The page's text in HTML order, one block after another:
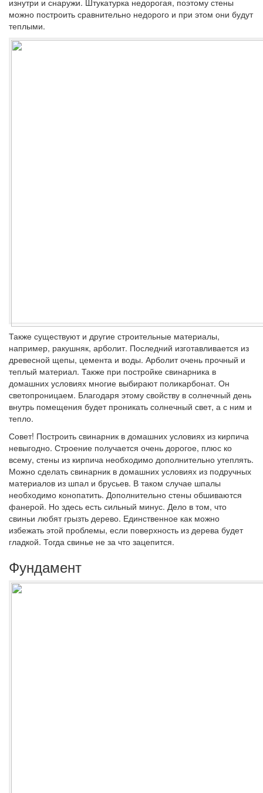
можно построить сравнительно недорого и при этом они будут
теплыми.
Также существуют и другие строительные материалы,
например, ракушняк, арболит. Последний изготавливается из
древесной щепы, цемента и воды. Арболит очень прочный и
теплый материал. Также при постройке свинарника в
домашних условиях многие выбирают поликарбонат. Он
светопроницаем. Благодаря этому свойству в солнечный день
внутрь помещения будет проникать солнечный свет, а с ним и
тепло.
Совет! Построить свинарник в домашних условиях из кирпича
невыгодно. Строение получается очень дорогое, плюс ко
всему, стены из кирпича необходимо дополнительно утеплять.
Можно сделать свинарник в домашних условиях из подручных
материалов из шпал и брусьев. В таком случае шпалы
необходимо конопатить. Дополнительно стены обшиваются
фанерой. Но здесь есть сильный минус. Дело в том, что
свиньи любят грызть дерево. Единственное как можно
избежать этой проблемы, если поверхность из дерева будет
гладкой. Тогда свинье не за что зацепится.
Фундамент